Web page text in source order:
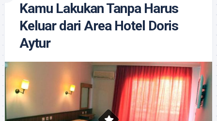
Kamu Lakukan Tanpa Harus
Keluar dari Area Hotel Doris
Aytur